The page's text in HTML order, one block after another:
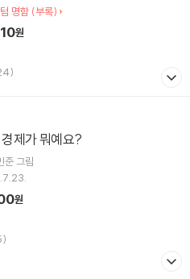
명함 (부록)
원
)
제가 뭐예요?
준그림
원
)